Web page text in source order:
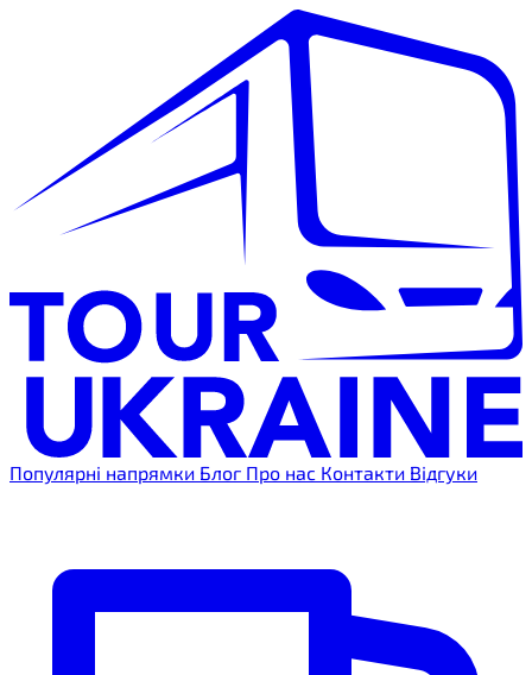
Популярні напрямки Блог Про нас Контакти Відгуки